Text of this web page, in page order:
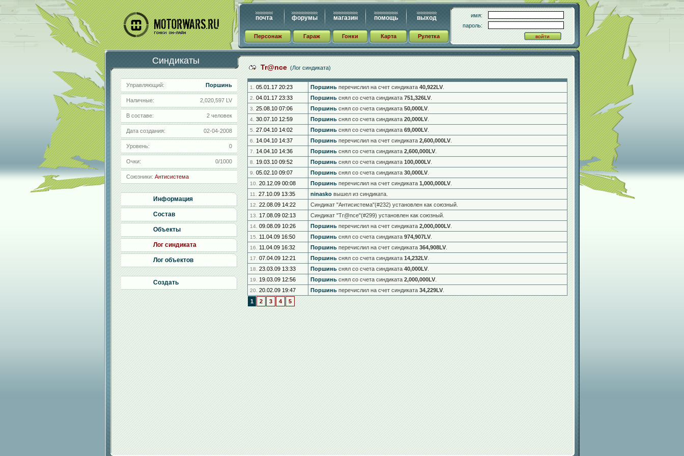
почта форумы магазин помощь выход
имя:
пароль:
Персонаж
Гараж Гонки Карта Рулетка
Синдикаты
Управляющий: Поршинь
Наличные: 2,020,597 LV
В составе: 2 человек
Дата создания: 02-04-2008
Уровень: 0
Очки: 0/1000
Союзники: Антисистема
Информация
Состав
Объекты
Лог синдиката
Лог объектов
Создать
Tr@nce (Лог синдиката)
1. 05.01.17 20:23 Поршинь перечислил на счет синдиката 40,922LV
2. 04.01.17 23:33 Поршинь снял со счета синдиката 751,326LV
3. 25.08.10 07:06 Поршинь снял со счета синдиката 50,000LV
4. 30.07.10 12:59 Поршинь снял со счета синдиката 20,000LV
5. 27.04.10 14:02 Поршинь снял со счета синдиката 69,000LV
6. 14.04.10 14:37 Поршинь перечислил на счет синдиката 2,600,000LV
7. 14.04.10 14:36 Поршинь снял со счета синдиката 2,600,000LV
8. 19.03.10 09:52 Поршинь снял со счета синдиката 100,000LV
9. 05.02.10 09:07 Поршинь снял со счета синдиката 30,000LV
10. 20.12.09 00:08 Поршинь перечислил на счет синдиката 1,000,000LV
11. 27.10.09 13:35 ninasko вышел из синдиката.
12. 22.08.09 14:22 Синдикат "Антисистема"(#232) установлен как союзный.
13. 17.08.09 02:13 Синдикат "Tr@nce"(#299) установлен как союзный.
14. 09.08.09 10:26 Поршинь перечислил на счет синдиката 2,000,000LV
15. 11.04.09 16:50 Поршинь снял со счета синдиката 974,907LV
16. 11.04.09 16:32 Поршинь перечислил на счет синдиката 364,908LV
17. 07.04.09 12:21 Поршинь снял со счета синдиката 14,232LV
18. 23.03.09 13:33 Поршинь снял со счета синдиката 40,000LV
19. 19.03.09 12:56 Поршинь снял со счета синдиката 2,000,000LV
20. 20.02.09 19:47 Поршинь перечислил на счет синдиката 34,229LV
1
2 3 4 5